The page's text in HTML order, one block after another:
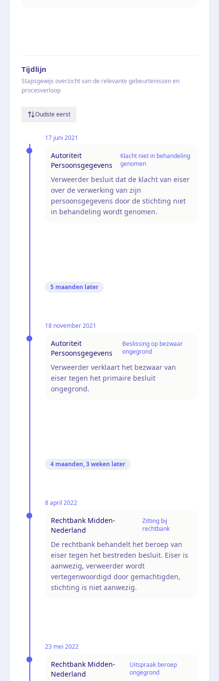
Tijdlijn
Stapsgewijs overzicht van de relevante gebeurtenissen en
procesverloop
Oudste eerst
17 juni 2021
Autoriteit
Persoonsgegevens
Klacht niet in behandeling
genomen
Verweerder besluit dat de klacht van eiser
over de verwerking van zijn
persoonsgegevens door de stichting niet
in behandeling wordt genomen.
5 maanden later
18 november 2021
Autoriteit
Persoonsgegevens
Beslissing op bezwaar
ongegrond
Verweerder verklaart het bezwaar van
eiser tegen het primaire besluit
ongegrond.
4 maanden, 3 weken later
8 april 2022
Rechtbank Midden-
Nederland
Zitting bij
rechtbank
De rechtbank behandelt het beroep van
eiser tegen het bestreden besluit. Eiser is
aanwezig, verweerder wordt
vertegenwoordigd door gemachtigden,
stichting is niet aanwezig.
23 mei 2022
Rechtbank Midden-
Nederland
Uitspraak beroep
ongegrond